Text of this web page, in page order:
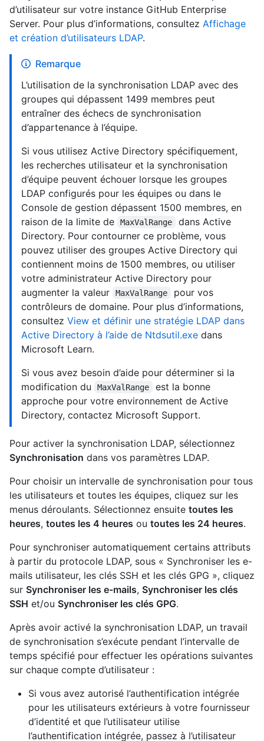
d’utilisateur sur votre instance GitHub Enterprise
Server. Pour plus d’informations, consultez Affichage
et création d’utilisateurs LDAP.
Remarque
L’utilisation de la synchronisation LDAP avec des
groupes qui dépassent 1499 membres peut
entraîner des échecs de synchronisation
d’appartenance à l’équipe.
Si vous utilisez Active Directory spécifiquement,
les recherches utilisateur et la synchronisation
d’équipe peuvent échouer lorsque les groupes
LDAP configurés pour les équipes ou dans le
Console de gestion dépassent 1500 membres, en
raison de la limite de
MaxValRange
dans Active
Directory. Pour contourner ce problème, vous
pouvez utiliser des groupes Active Directory qui
contiennent moins de 1500 membres, ou utiliser
votre administrateur Active Directory pour
augmenter la valeur
MaxValRange
pour vos
contrôleurs de domaine. Pour plus d’informations,
consultez View et définir une stratégie LDAP dans
Active Directory à l’aide de Ntdsutil.exe dans
Microsoft Learn.
Si vous avez besoin d’aide pour déterminer si la
modification du
MaxValRange
est la bonne
approche pour votre environnement de Active
Directory, contactez Microsoft Support.
Pour activer la synchronisation LDAP, sélectionnez
Synchronisation dans vos paramètres LDAP.
Pour choisir un intervalle de synchronisation pour tous
les utilisateurs et toutes les équipes, cliquez sur les
menus déroulants. Sélectionnez ensuite toutes les
heures, toutes les 4 heures ou toutes les 24 heures.
Pour synchroniser automatiquement certains attributs
à partir du protocole LDAP, sous « Synchroniser les e-
mails utilisateur, les clés SSH et les clés GPG », cliquez
sur Synchroniser les e-mails, Synchroniser les clés
SSH et/ou Synchroniser les clés GPG.
Après avoir activé la synchronisation LDAP, un travail
de synchronisation s’exécute pendant l’intervalle de
temps spécifié pour effectuer les opérations suivantes
sur chaque compte d’utilisateur :
Si vous avez autorisé l’authentification intégrée
pour les utilisateurs extérieurs à votre fournisseur
d’identité et que l’utilisateur utilise
l’authentification intégrée, passez à l’utilisateur